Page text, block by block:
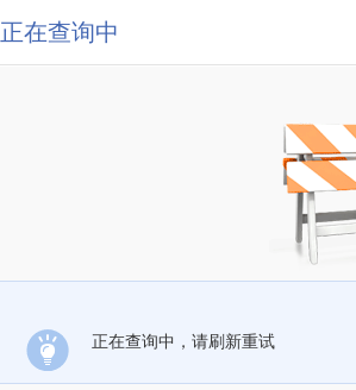
正在查询中
正在查询中，请刷新重试